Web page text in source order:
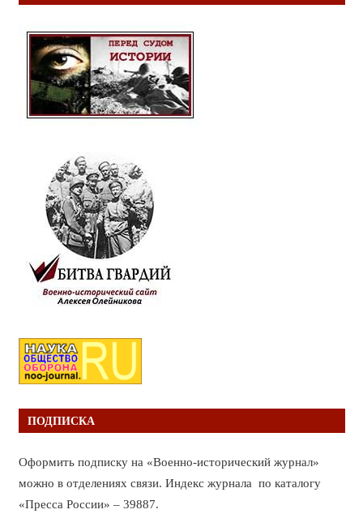
ПОДПИСКА
Оформить подписку на «Военно-исторический журнал»
можно в отделениях связи. Индекс журнала по каталогу
«Пресса России» – 39887.